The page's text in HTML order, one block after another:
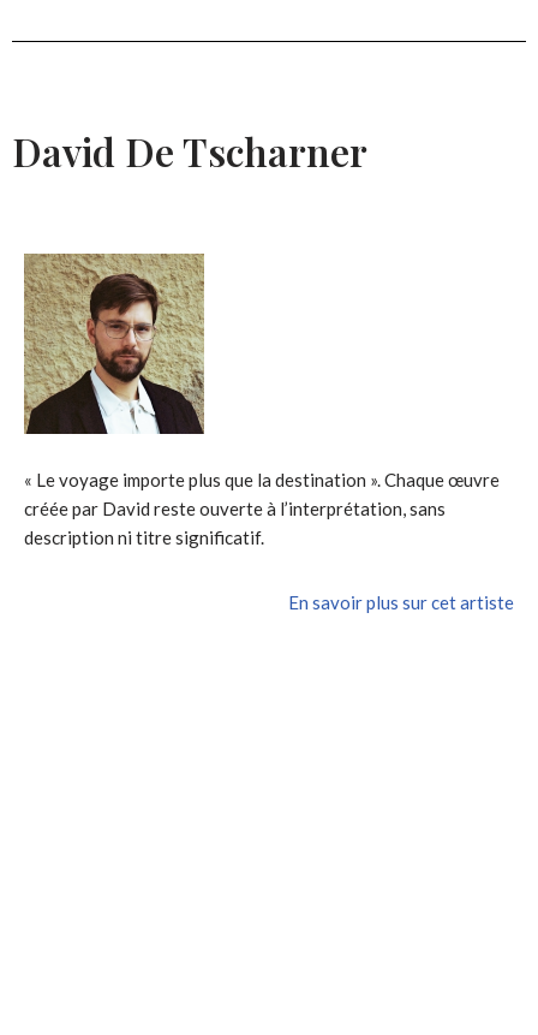
David De Tscharner
« Le voyage importe plus que la destination ». Chaque œuvre
créée par David reste ouverte à l’interprétation, sans
description ni titre significatif.
En savoir plus sur cet artiste